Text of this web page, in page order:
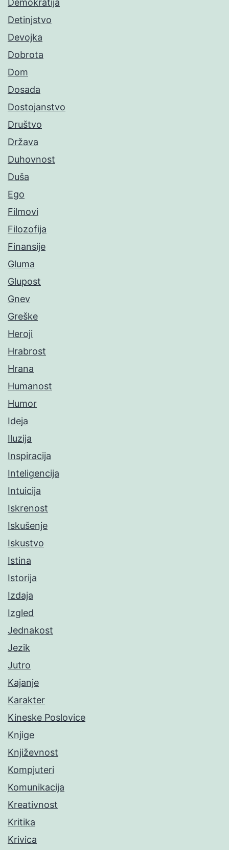
Demokratija
Detinjstvo
Devojka
Dobrota
Dom
Dosada
Dostojanstvo
Društvo
Država
Duhovnost
Duša
Ego
Filmovi
Filozofija
Finansije
Gluma
Glupost
Gnev
Greške
Heroji
Hrabrost
Hrana
Humanost
Humor
Ideja
Iluzija
Inspiracija
Inteligencija
Intuicija
Iskrenost
Iskušenje
Iskustvo
Istina
Istorija
Izdaja
Izgled
Jednakost
Jezik
Jutro
Kajanje
Karakter
Kineske Poslovice
Knjige
Književnost
Kompjuteri
Komunikacija
Kreativnost
Kritika
Krivica